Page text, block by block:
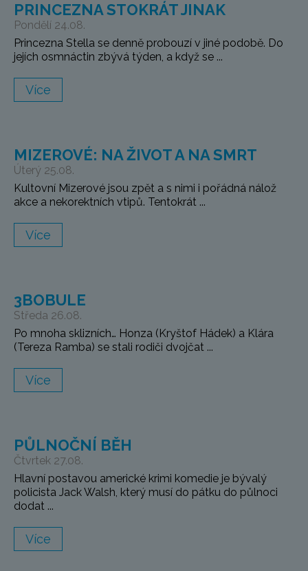
PRINCEZNA STOKRÁT JINAK
Pondělí 24.08.
Princezna Stella se denně probouzí v jiné podobě. Do
jejích osmnáctin zbývá týden, a když se ...
Více
MIZEROVÉ: NA ŽIVOT A NA SMRT
Úterý 25.08.
Kultovní Mizerové jsou zpět a s nimi i pořádná nálož
akce a nekorektních vtipů. Tentokrát ...
Více
3BOBULE
Středa 26.08.
Po mnoha sklizních… Honza (Kryštof Hádek) a Klára
(Tereza Ramba) se stali rodiči dvojčat ...
Více
PŮLNOČNÍ BĚH
Čtvrtek 27.08.
Hlavní postavou americké krimi komedie je bývalý
policista Jack Walsh, který musí do pátku do půlnoci
dodat ...
Více